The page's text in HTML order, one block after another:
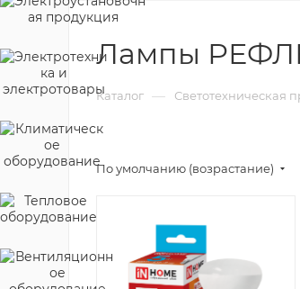
Лампы
Каталог — Светотехническая
По умолчанию (возрастание)